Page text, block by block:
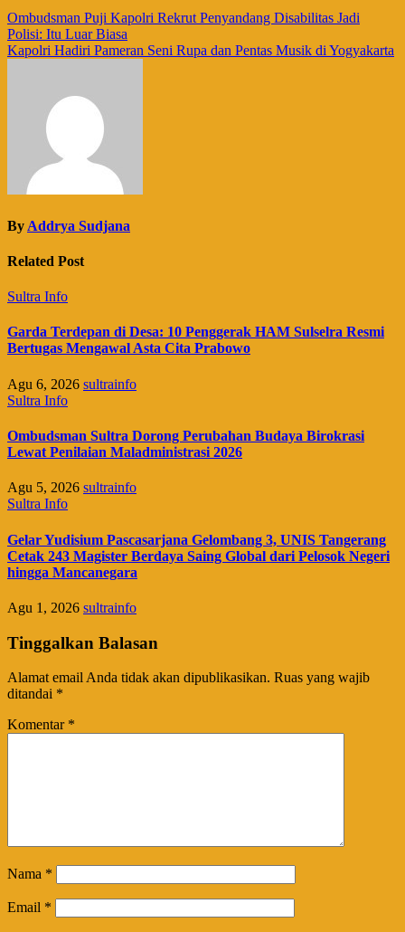
Navigasi
pos
Ombudsman Puji Kapolri Rekrut Penyandang Disabilitas Jadi
Polisi: Itu Luar Biasa
Kapolri Hadiri Pameran Seni Rupa dan Pentas Musik di Yogyakarta
By Addrya Sudjana
Related Post
Sultra Info
Garda Terdepan di Desa: 10 Penggerak HAM Sulselra Resmi
Bertugas Mengawal Asta Cita Prabowo
Agu 6, 2026 sultrainfo
Sultra Info
Ombudsman Sultra Dorong Perubahan Budaya Birokrasi
Lewat Penilaian Maladministrasi 2026
Agu 5, 2026 sultrainfo
Sultra Info
Gelar Yudisium Pascasarjana Gelombang 3, UNIS Tangerang
Cetak 243 Magister Berdaya Saing Global dari Pelosok Negeri
hingga Mancanegara
Agu 1, 2026 sultrainfo
Tinggalkan Balasan
Alamat email Anda tidak akan dipublikasikan. Ruas yang wajib
ditandai *
Komentar *
Nama *
Email *